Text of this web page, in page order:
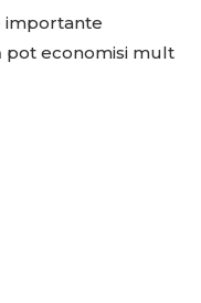
importante
pot economisi mult